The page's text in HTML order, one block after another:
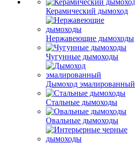
Керамический дымоход
Нержавеющие дымоходы
Чугунные дымоходы
Дымоход эмалированный
Стальные дымоходы
Овальные дымоходы